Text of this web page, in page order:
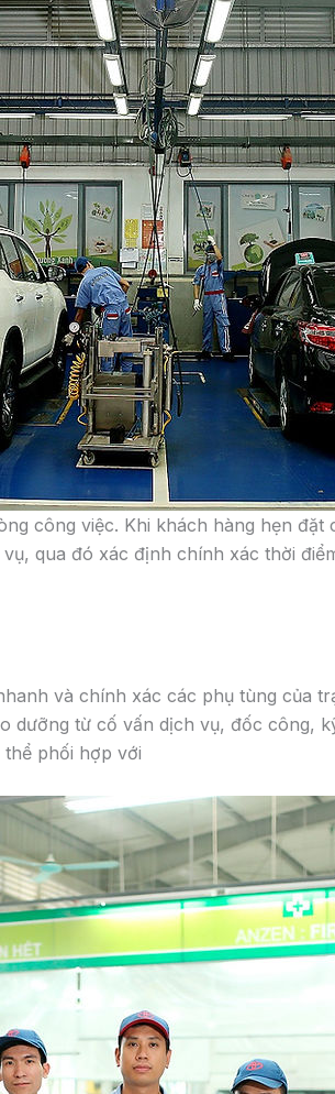
sở vật chất kỹ thuật, thiết lập quy
việc), trang bị cho khoang bảo